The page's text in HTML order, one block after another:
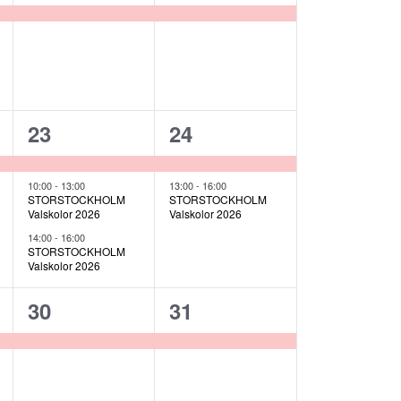
evenemang,
evenemang,
3
evenemang,
23
10:00- 13:00
STORSTOCKHOLM
Valskolor 2026
14:00- 16:00
STORSTOCKHOLM
Valskolor 2026
2
evenemang,
24
13:00- 16:00
STORSTOCKHOLM
Valskolor 2026
1
evenemang,
30
1
evenemang,
31